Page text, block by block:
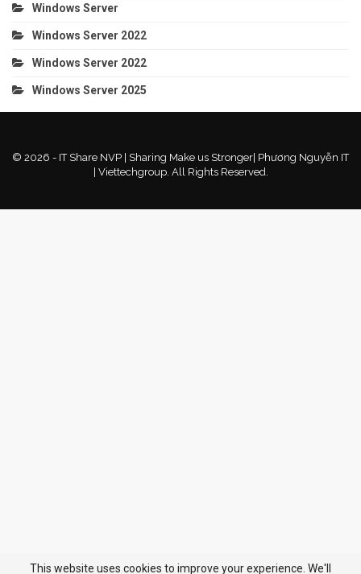
Windows Server
Windows Server 2022
Windows Server 2022
Windows Server 2025
© 2026 - IT Share NVP | Sharing Make us Stronger| Phương Nguyễn IT
| Viettechgroup. All Rights Reserved.
This website uses cookies to improve your experience. We'll